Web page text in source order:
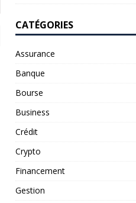
CATÉGORIES
Assurance
Banque
Bourse
Business
Crédit
Crypto
Financement
Gestion